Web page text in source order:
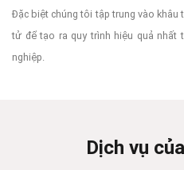
Đặc biệt chúng tôi tập trung vào khâu
tử để tạo ra quy trình hiệu quả nhất
nghiệp.
Dịch vụ